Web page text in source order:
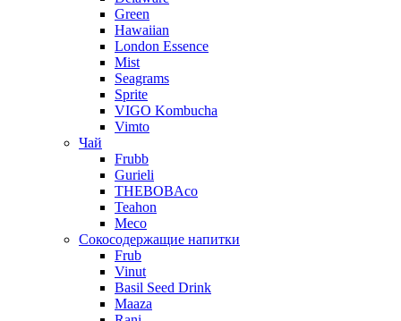
Green
Hawaiian
London Essence
Mist
Seagrams
Sprite
VIGO Kombucha
Vimto
Чай
Frubb
Gurieli
THEBOBAco
Teahon
Meco
Сокосодержащие напитки
Frub
Vinut
Basil Seed Drink
Maaza